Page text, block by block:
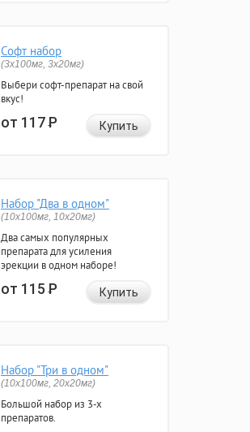
Софт набор
(3x100мг, 3x20мг)
Выбери софт-препарат на свой
вкус!
от 117Р Купить
Набор "Два в одном"
(10x100мг, 10x20мг)
Два самых популярных
препарата для усиления
эрекции в одном наборе!
от 115Р Купить
Набор "Три в одном"
(10x100мг, 20x20мг)
Большой набор из 3-х
препаратов.